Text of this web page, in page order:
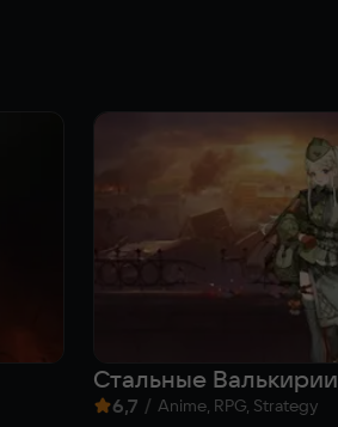
Стальные Валькирии
6,7 / Anime, RPG, Strategy